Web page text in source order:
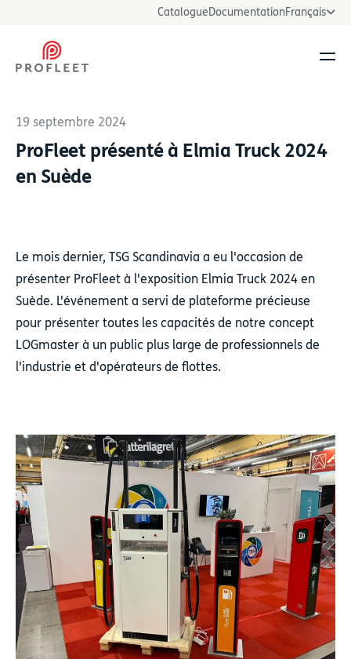
CatalogueDocumentationFrançais
19 septembre 2024
ProFleet présenté à Elmia Truck 2024
en Suède
Le mois dernier, TSG Scandinavia a eu l'occasion de
présenter ProFleet à l'exposition Elmia Truck 2024 en
Suède. L'événement a servi de plateforme précieuse
pour présenter toutes les capacités de notre concept
LOGmaster à un public plus large de professionnels de
l'industrie et d'opérateurs de flottes.